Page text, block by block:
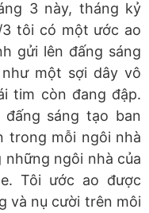
3 này, tháng kỷ
tôi có một ước ao
gửi lên đấng sáng
một sợi dây vô
tim còn đang đập.
sáng tạo ban
trong mỗi ngôi nhà
ngôi nhà của
Tôi ước ao được
và nụ cười trên môi